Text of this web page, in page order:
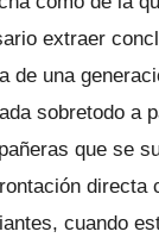
extraer
de una
sobretodo a
que se
cuando